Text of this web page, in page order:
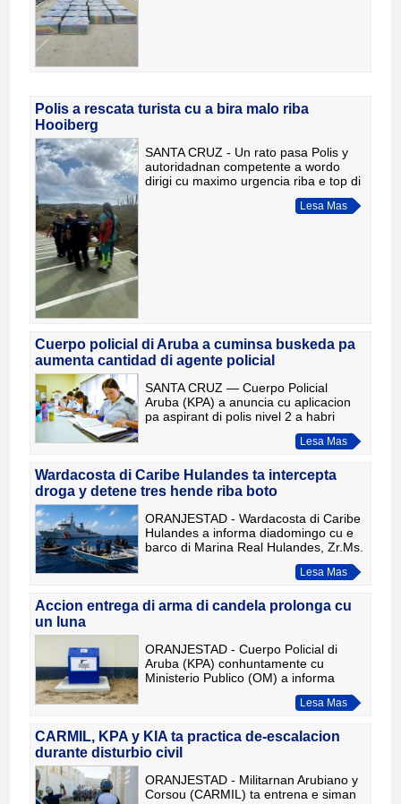
Polis a rescata turista cu a bira malo riba
Hooiberg
SANTA CRUZ - Un rato pasa Polis y
autoridadnan competente a wordo
dirigi cu maximo urgencia riba e top di
Hooiberg pa un turista Hulandes di 75
aña cu a bira basta malo. Den un
Lesa Mas
Cuerpo policial di Aruba a cuminsa buskeda pa
aumenta cantidad di agente policial
SANTA CRUZ — Cuerpo Policial
Aruba (KPA) a anuncia cu aplicacion
pa aspirant di polis nivel 2 a habri
oficialmente. KPA ta invita comunidad
pa forma parti di e organisacionLesa Mas
Wardacosta di Caribe Hulandes ta intercepta
droga y detene tres hende riba boto
ORANJESTAD - Wardacosta di Caribe
Hulandes a informa diadomingo cu e
barco di Marina Real Hulandes, Zr.Ms.
transportacion di droga riba diahuebs
Lesa Mas
Accion entrega di arma di candela prolonga cu
un luna
ORANJESTAD - Cuerpo Policial di
Aruba (KPA) conhuntamente cu
Ministerio Publico (OM) a informa
comunidad cu a dicidi di prolonga e
accion “Entreg’e of nos ta bin busk’e”
Lesa Mas
CARMIL, KPA y KIA ta practica de-escalacion
durante disturbio civil
ORANJESTAD - Militarnan Arubiano y
Corsou (CARMIL) ta entrena e siman